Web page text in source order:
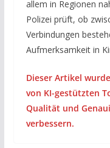
allem in Regionen
Polizei prüft, ob
Verbindungen
Aufmerksamkeit in
Dieser Artikel
von KI-gestützten
Qualität und
verbessern.